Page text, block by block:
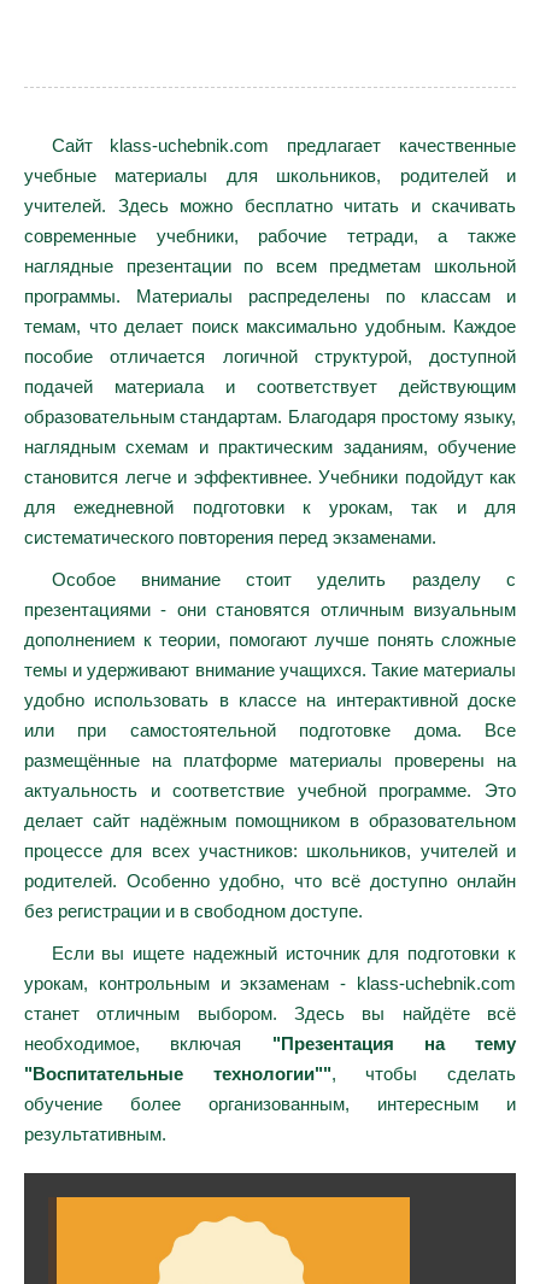
Сайт klass-uchebnik.com предлагает качественные
учебные материалы для школьников, родителей и
учителей. Здесь можно бесплатно читать и скачивать
современные учебники, рабочие тетради, а также
наглядные презентации по всем предметам школьной
программы. Материалы распределены по классам и
темам, что делает поиск максимально удобным. Каждое
пособие отличается логичной структурой, доступной
подачей материала и соответствует действующим
образовательным стандартам. Благодаря простому языку,
наглядным схемам и практическим заданиям, обучение
становится легче и эффективнее. Учебники подойдут как
для ежедневной подготовки к урокам, так и для
систематического повторения перед экзаменами.
Особое внимание стоит уделить разделу с
презентациями - они становятся отличным визуальным
дополнением к теории, помогают лучше понять сложные
темы и удерживают внимание учащихся. Такие материалы
удобно использовать в классе на интерактивной доске
или при самостоятельной подготовке дома. Все
размещённые на платформе материалы проверены на
актуальность и соответствие учебной программе. Это
делает сайт надёжным помощником в образовательном
процессе для всех участников: школьников, учителей и
родителей. Особенно удобно, что всё доступно онлайн
без регистрации и в свободном доступе.
Если вы ищете надежный источник для подготовки к
урокам, контрольным и экзаменам - klass-uchebnik.com
станет отличным выбором. Здесь вы найдёте всё
необходимое, включая "Презентация на тему
"Воспитательные технологии"", чтобы сделать
обучение более организованным, интересным и
результативным.